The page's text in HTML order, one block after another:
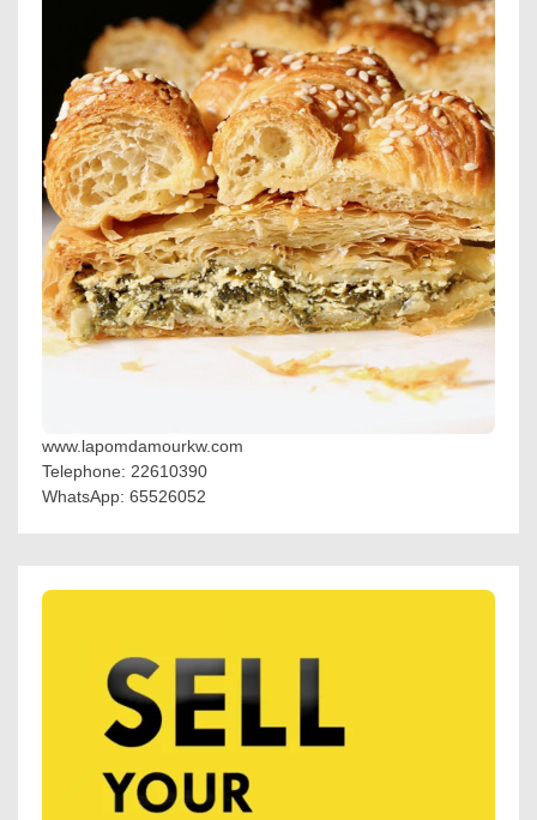
www.lapomdamourkw.com
Telephone: 22610390
WhatsApp: 65526052